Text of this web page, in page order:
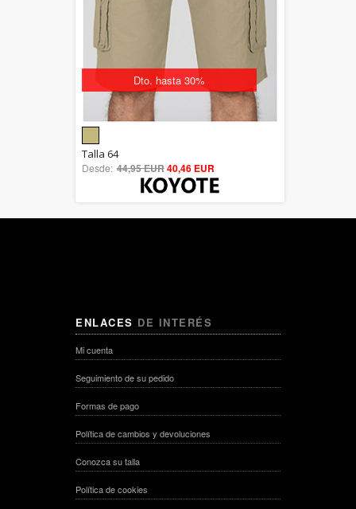
Dto. hasta 30%
out of 5
Talla 64
Desde: 44,95 EUR40,46 EUR
ENLACES DE INTERÉS
Mi cuenta
Seguimiento de su pedido
Formas de pago
Política de cambios y devoluciones
Conozca su talla
Política de cookies